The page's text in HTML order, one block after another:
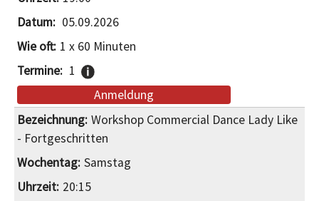
05.09.2026
1 x 60 Minuten
1
Anmeldung
Workshop Commercial Dance Lady Like
- Fortgeschritten
Samstag
20:15